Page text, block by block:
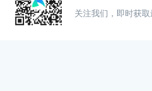
关注我们，即时获